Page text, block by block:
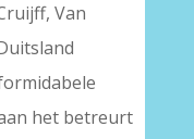
Van
het betreurt